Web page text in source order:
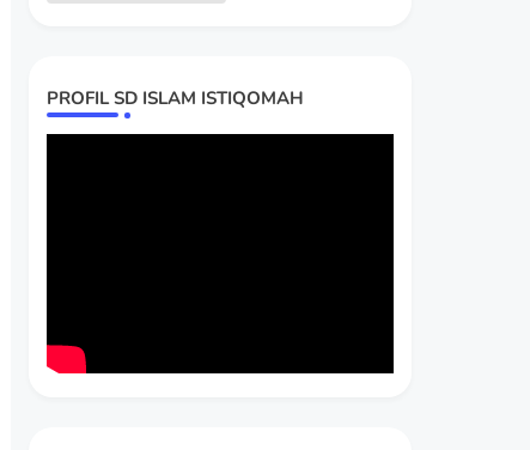
PROFIL SD ISLAM ISTIQOMAH